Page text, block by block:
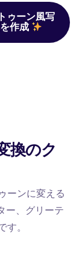
ゥーン風写
作成
換のク
ーンに変える
ー、グリーテ
す。